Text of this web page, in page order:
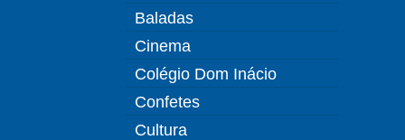
Baladas
Cinema
Colégio Dom Inácio
Confetes
Cultura